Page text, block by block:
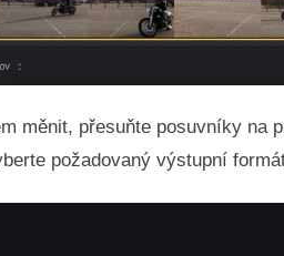
měnit, přesuňte posuvníky
požadovaný výstupní